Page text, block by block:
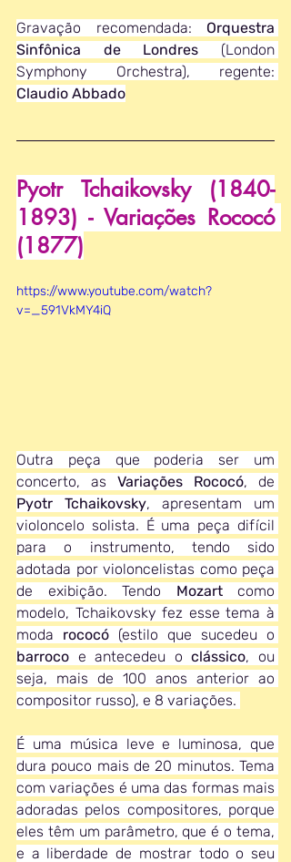
Gravação recomendada: Orquestra
Sinfônica de Londres (London
Claudio Abbado
Pyotr Tchaikovsky (1840-
1893) - Variações Rococó
(1877)
https://www.youtube.com/watch?
v=_591VkMY4iQ
Outra peça que poderia ser um
concerto, as Variações Rococó
Pyotr Tchaikovsky, apresentam um
violoncelo solista. É uma peça difícil
para o instrumento, tendo sido
adotada por violoncelistas como peça
de exibição. Tendo Mozart como
modelo, Tchaikovsky fez esse tema à
moda rococó
barroco e antecedeu o clássico, ou
seja, mais de 100 anos anterior ao
compositor russo), e 8 variações.
É uma música leve e luminosa, que
dura pouco mais de 20 minutos. Tema
com variações é uma das formas mais
adoradas pelos compositores, porque
eles têm um parâmetro, que é o tema,
e a liberdade de mostrar todo o seu